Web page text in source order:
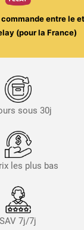
entre le
(pour la France)
sous 30j
les plus bas
SAV 7j/7j